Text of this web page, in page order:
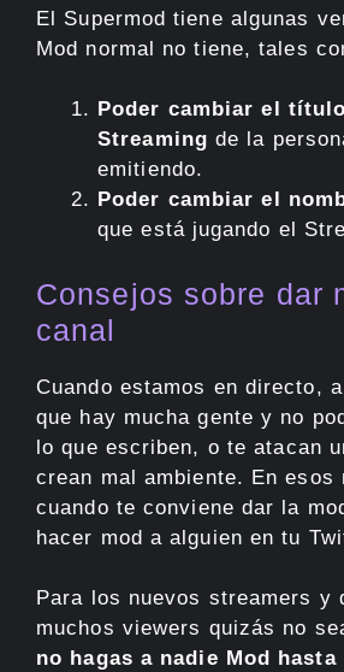
El Supermod tiene algunas
Mod normal no tiene, tales
Poder cambiar el
Streaming de la
emitiendo.
Poder cambiar el
que está jugando el
Consejos sobre dar
canal
Cuando estamos en directo,
que hay mucha gente y no
lo que escriben, o te atacan
crean mal ambiente. En esos
cuando te conviene dar la
hacer mod a alguien en tu
Para los nuevos streamers y
muchos viewers quizás no
no hagas a nadie Mod